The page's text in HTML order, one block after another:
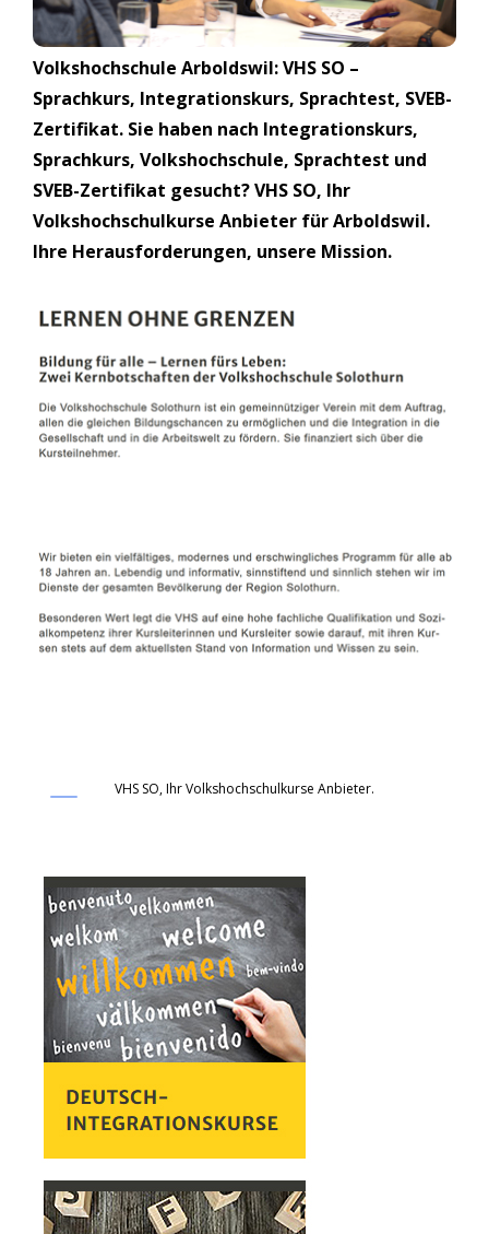
Volkshochschule Arboldswil: VHS SO –
Sprachkurs, Integrationskurs, Sprachtest, SVEB-
Zertifikat. Sie haben nach Integrationskurs,
Sprachkurs, Volkshochschule, Sprachtest und
SVEB-Zertifikat gesucht? VHS SO, Ihr
Volkshochschulkurse Anbieter für Arboldswil.
Ihre Herausforderungen, unsere Mission.
VHS SO, Ihr Volkshochschulkurse Anbieter.